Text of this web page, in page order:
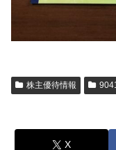
株主優待情報
X